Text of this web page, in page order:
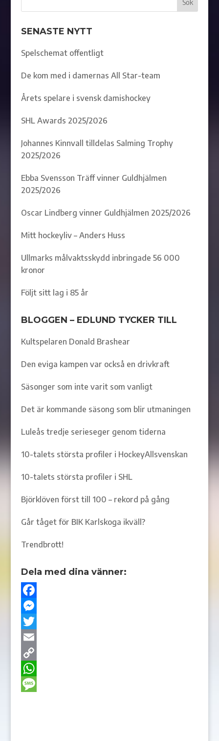
SENASTE NYTT
Spelschemat offentligt
De kom med i damernas All Star-team
Årets spelare i svensk damishockey
SHL Awards 2025/2026
Johannes Kinnvall tilldelas Salming Trophy
2025/2026
Ebba Svensson Träff vinner Guldhjälmen
2025/2026
Oscar Lindberg vinner Guldhjälmen 2025/2026
Mitt hockeyliv – Anders Huss
Ullmarks målvaktsskydd inbringade 56 000
kronor
Följt sitt lag i 85 år
BLOGGEN – EDLUND TYCKER TILL
Kultspelaren Donald Brashear
Den eviga kampen var också en drivkraft
Säsonger som inte varit som vanligt
Det är kommande säsong som blir utmaningen
Luleås tredje serieseger genom tiderna
10-talets största profiler i HockeyAllsvenskan
10-talets största profiler i SHL
Björklöven först till 100 – rekord på gång
Går tåget för BIK Karlskoga ikväll?
Trendbrott!
Dela med dina vänner:
F
a
c
e
b
o
M
e
s
s
e
T
w
t
E
m
a
C
o
W